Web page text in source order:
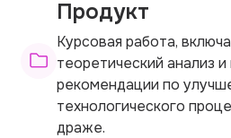
Продукт
Курсовая работа,
теоретический анализ и
рекомендации по
технологического
драже.